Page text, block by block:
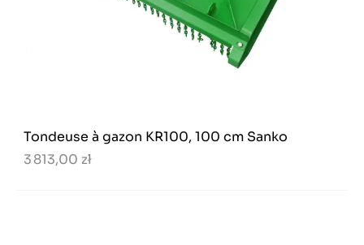
Tondeuse à gazon KR100, 100 cm Sanko
3 813,00 zł